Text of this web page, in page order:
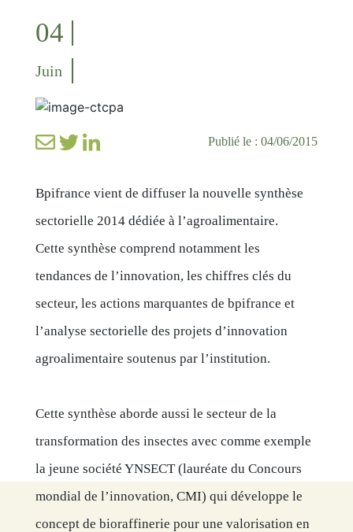
04
Juin
Publié le : 04/06/2015
Bpifrance vient de diffuser la nouvelle synthèse
sectorielle 2014 dédiée à l’agroalimentaire.
Cette synthèse comprend notamment les
tendances de l’innovation, les chiffres clés du
secteur, les actions marquantes de bpifrance et
l’analyse sectorielle des projets d’innovation
agroalimentaire soutenus par l’institution.
Cette synthèse aborde aussi le secteur de la
transformation des insectes avec comme exemple
la jeune société YNSECT (lauréate du Concours
mondial de l’innovation, CMI) qui développe le
concept de bioraffinerie pour une valorisation en